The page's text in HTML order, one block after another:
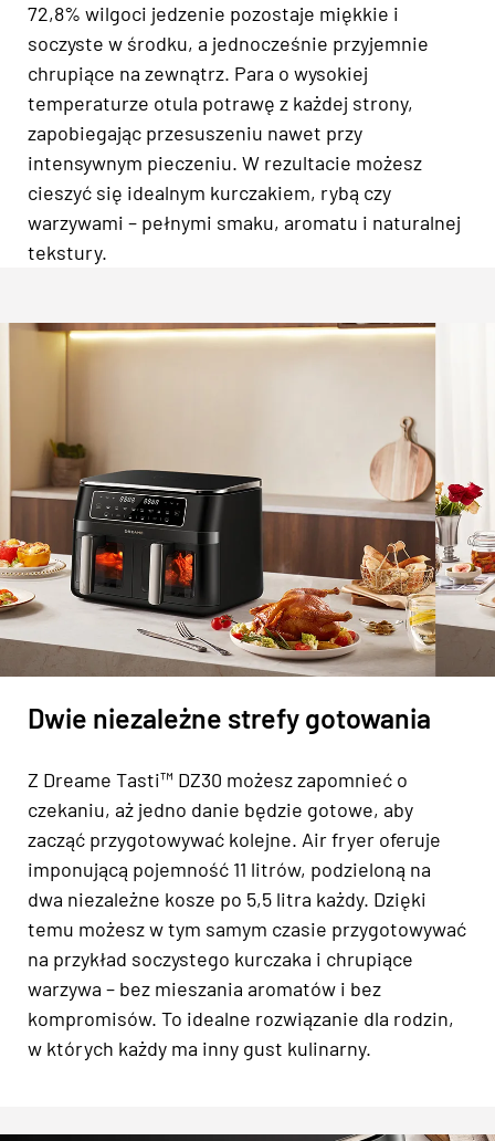
72,8% wilgoci jedzenie pozostaje miękkie i
soczyste w środku, a jednocześnie przyjemnie
chrupiące na zewnątrz. Para o wysokiej
temperaturze otula potrawę z każdej strony,
zapobiegając przesuszeniu nawet przy
intensywnym pieczeniu. W rezultacie możesz
cieszyć się idealnym kurczakiem, rybą czy
warzywami – pełnymi smaku, aromatu i naturalnej
tekstury.
Dwie niezależne strefy gotowania
Z Dreame Tasti™ DZ30 możesz zapomnieć o
czekaniu, aż jedno danie będzie gotowe, aby
zacząć przygotowywać kolejne. Air fryer oferuje
imponującą pojemność 11 litrów, podzieloną na
dwa niezależne kosze po 5,5 litra każdy. Dzięki
temu możesz w tym samym czasie przygotowywać
na przykład soczystego kurczaka i chrupiące
warzywa – bez mieszania aromatów i bez
kompromisów. To idealne rozwiązanie dla rodzin,
w których każdy ma inny gust kulinarny.